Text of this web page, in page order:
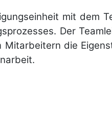
mit dem
Der
die